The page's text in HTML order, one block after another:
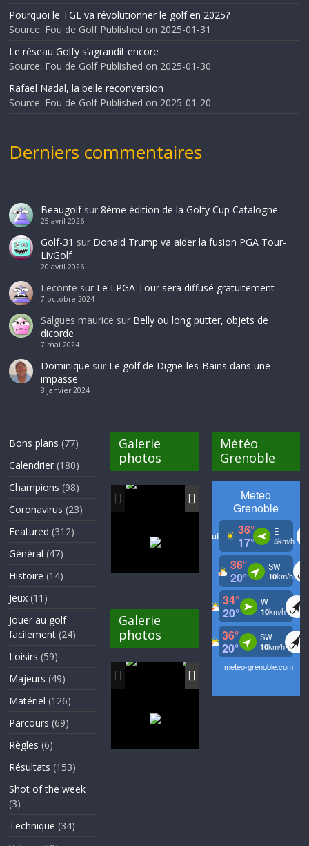
Pourquoi le TGL va révolutionner le golf en 2025?
Source: Fou de Golf Published on 2025-01-31
Le réseau Golfy s’agrandit encore
Source: Fou de Golf Published on 2025-01-30
Rafael Nadal, la belle reconversion
Source: Fou de Golf Published on 2025-01-20
Derniers commentaires
Beaugolfsur 8ème édition de la Golfy Cup Catalogne
25 avril 2026
Golf-31 sur Donald Trump va aider la fusion PGA Tour-
LivGolf
20 avril 2026
Leconte sur Le LPGA Tour sera diffusé gratuitement
7 octobre 2024
Salgues maurice sur Belly ou long putter, objets de
dicorde
7 mai 2024
Dominique sur Le golf de Digne-les-Bains dans une
impasse
8 janvier 2024
Bons plans (77)
Calendrier (180)
Champions (98)
Coronavirus (23)
Featured (312)
Général (47)
Histoire (14)
Jeux (11)
Jouer au golf
facilement (24)
Loisirs (59)
Majeurs (49)
Matériel (126)
Parcours (69)
Règles (6)
Résultats (153)
Shot of the week
(3)
Technique (34)
Galerie
photos
Galerie
photos
Météo
Grenoble